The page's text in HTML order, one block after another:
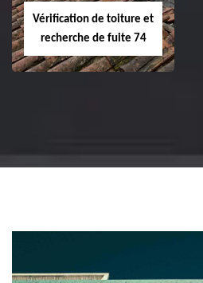
Vérification de toiture et
recherche de fuite 74